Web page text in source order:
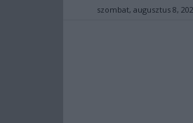
szombat, augusztus 8,